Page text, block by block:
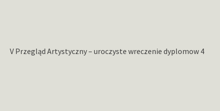
V Przegląd Artystyczny – uroczyste wreczenie dyplomow 4